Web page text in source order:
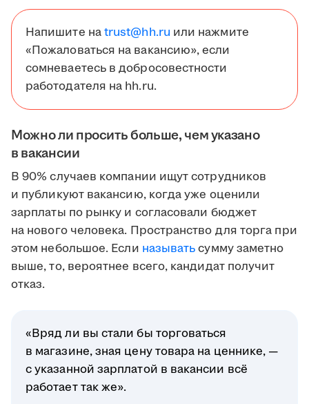
Напишите наtrust@hh.ru или нажмите
«Пожаловаться на вакансию», если
сомневаетесь в добросовестности
работодателя на hh.ru.
Можно ли просить больше, чем указано
в вакансии
В 90% случаев компании ищут сотрудников
и публикуют вакансию, когда уже оценили
зарплаты по рынку и согласовали бюджет
на нового человека. Пространство для торга при
этом небольшое. Если называтьсумму заметно
выше, то, вероятнее всего, кандидат получит
отказ.
«Вряд ли вы стали бы торговаться
в магазине, зная цену товара на ценнике, —
с указанной зарплатой в вакансии всё
работает так же».